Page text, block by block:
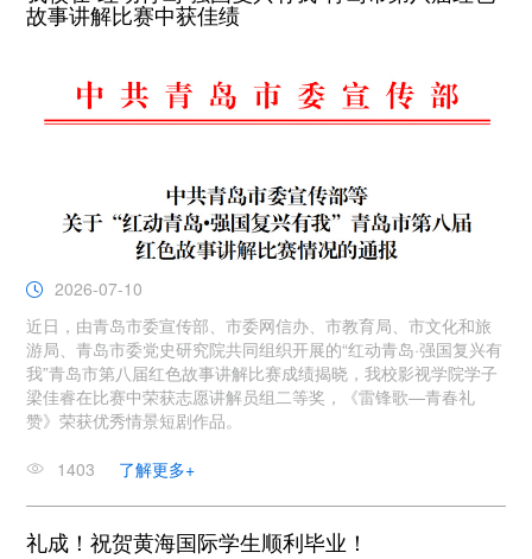
故事讲解比赛中获佳绩
2026-07-10
近日，由青岛市委宣传部、市委网信办、市教育局、市文化和旅
游局、青岛市委党史研究院共同组织开展的“红动青岛·强国复兴有
我”青岛市第八届红色故事讲解比赛成绩揭晓，我校影视学院学子
梁佳睿在比赛中荣获志愿讲解员组二等奖，《雷锋歌—青春礼
赞》荣获优秀情景短剧作品。
1403 了解更多+
礼成！祝贺黄海国际学生顺利毕业！